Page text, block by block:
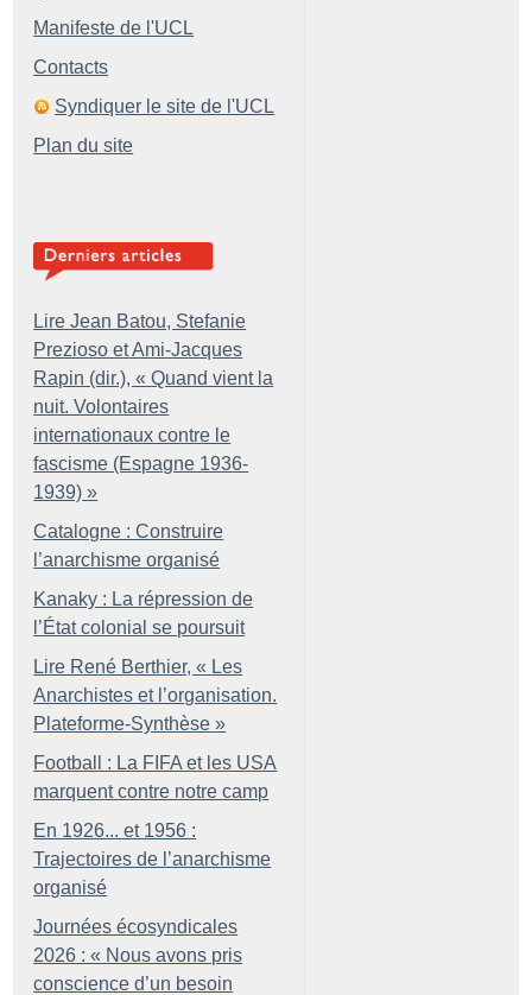
Manifeste de l'UCL
Contacts
Syndiquer le site de l'UCL
Plan du site
Lire Jean Batou, Stefanie
Prezioso et Ami-Jacques
Rapin (dir.), « Quand vient la
nuit. Volontaires
internationaux contre le
fascisme (Espagne 1936-
1939) »
Catalogne : Construire
l’anarchisme organisé
Kanaky : La répression de
l’État colonial se poursuit
Lire René Berthier, « Les
Anarchistes et l’organisation.
Plateforme-Synthèse »
Football : La FIFA et les USA
marquent contre notre camp
En 1926... et 1956 :
Trajectoires de l’anarchisme
organisé
Journées écosyndicales
2026 : « Nous avons pris
conscience d’un besoin